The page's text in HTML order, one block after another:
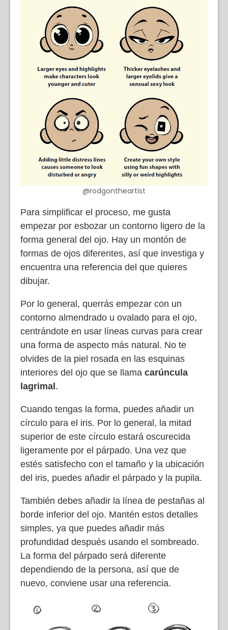
@rodgontheartist
Para simplificar el proceso, me gusta
empezar por esbozar un contorno ligero de la
forma general del ojo. Hay un montón de
formas de ojos diferentes, así que investiga y
encuentra una referencia del que quieres
dibujar.
Por lo general, querrás empezar con un
contorno almendrado u ovalado para el ojo,
centrándote en usar líneas curvas para crear
una forma de aspecto más natural. No te
olvides de la piel rosada en las esquinas
interiores del ojo que se llama carúncula
lagrimal.
Cuando tengas la forma, puedes añadir un
círculo para el iris. Por lo general, la mitad
superior de este círculo estará oscurecida
ligeramente por el párpado. Una vez que
estés satisfecho con el tamaño y la ubicación
del iris, puedes añadir el párpado y la pupila.
También debes añadir la línea de pestañas al
borde inferior del ojo. Mantén estos detalles
simples, ya que puedes añadir más
profundidad después usando el sombreado.
La forma del párpado será diferente
dependiendo de la persona, así que de
nuevo, conviene usar una referencia.